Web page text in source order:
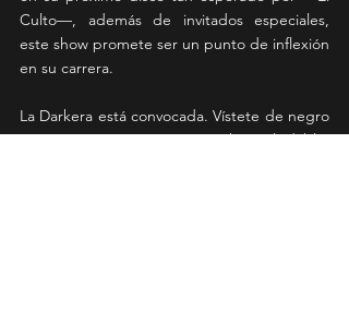
Culto—, además de invitados especiales,
este show promete ser un punto de inflexión
en su carrera.
La Darkera está convocada. Vístete de negro
y prepárate para vivir una noche inolvidable.